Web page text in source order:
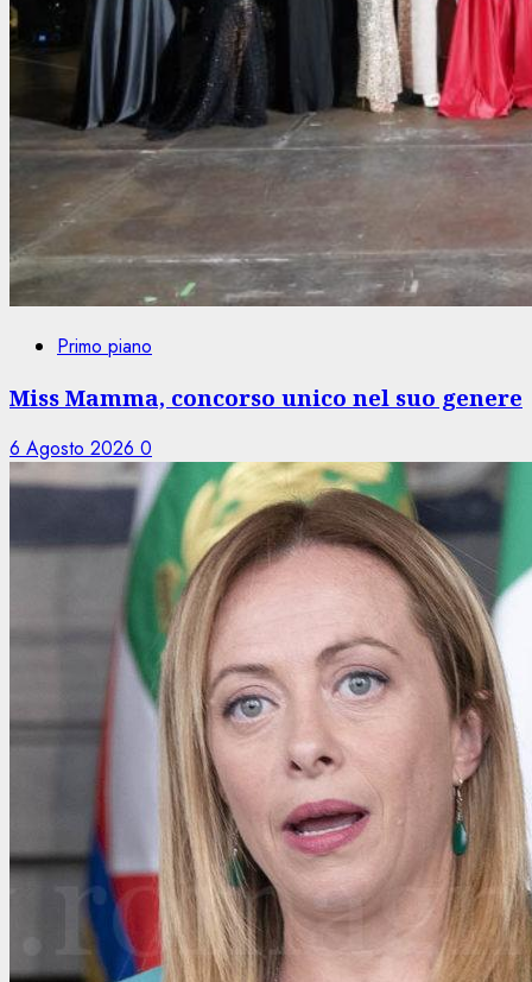
Primo piano
Miss Mamma, concorso unico nel suo genere
6 Agosto 2026 0